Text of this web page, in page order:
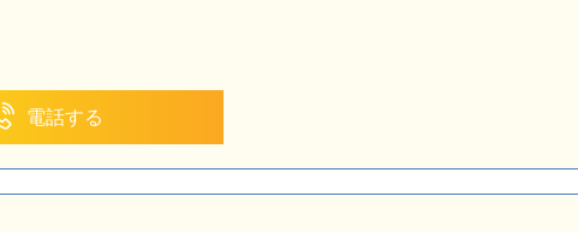
電話する